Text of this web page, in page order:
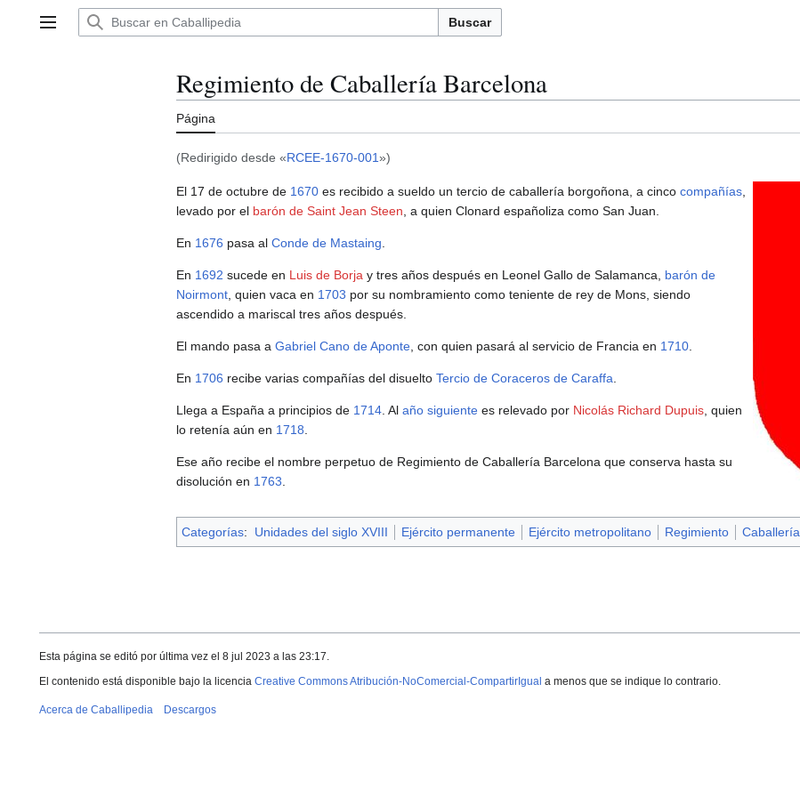
Menú principal Buscar
Regimiento de Caballería Barcelona
Página
(Redirigido desde «RCEE-1670-001»)
El 17 de octubre de 1670 es recibido a sueldo un tercio de caballería borgoñona, a cinco compañías
levado por el barón de Saint Jean Steen , a quien Clonard españoliza como San Juan.
En 1676 pasa al Conde de Mastaing
En 1692 sucede en Luis de Borja y tres años después en Leonel Gallo de Salamanca, barón de
Noirmont , quien vaca en 1703 por su nombramiento como teniente de rey de Mons, siendo
ascendido a mariscal tres años después.
El mando pasa a Gabriel Cano de Aponte , con quien pasará al servicio de Francia en 1710
En 1706 recibe varias compañías del disuelto Tercio de Coraceros de Caraffa
Llega a España a principios de 1714 . Al año siguiente es relevado por Nicolás Richard Dupuis , quien
lo retenía aún en 1718
Ese año recibe el nombre perpetuo de Regimiento de Caballería Barcelona que conserva hasta su
disolución en 1763
Categorías: Unidades del siglo XVIII Ejército permanente Ejército metropolitano Regimiento Caballería
Esta página se editó por última vez el 8 jul 2023 a las 23:17.
El contenido está disponible bajo la licencia Creative Commons Atribución-NoComercial-CompartirIgual a menos que se indique lo contrario.
Acerca de Caballipedia Descargos